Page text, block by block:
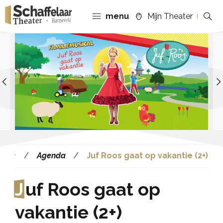
menu Mijn Theater
Previous
Agenda Juf Roos gaat op vakantie (2+)
Juf Roos gaat op
vakantie (2+)